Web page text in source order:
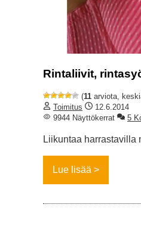
Rintaliivit,
(11 arviota,
Toimitus
12.6.2014
9944 Näyttökerrat
5
Liikuntaa harrastavilla
Lue lisää